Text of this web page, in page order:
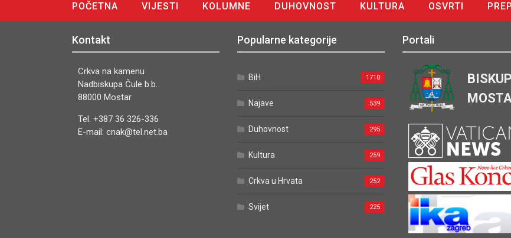
POČETNA VIJESTI KOLUMNE DUHOVNOST KULTURA OSVRTI
Kontakt
Crkva na kamenu
Nadbiskupa Čule b.b.
88000 Mostar
Tel. +387 36 326-336
E-mail: cnak@tel.net.ba
Popularne kategorije
BiH 1710
Najave 539
Duhovnost 295
Kultura 259
Crkva u Hrvata 252
Svijet 225
Portali